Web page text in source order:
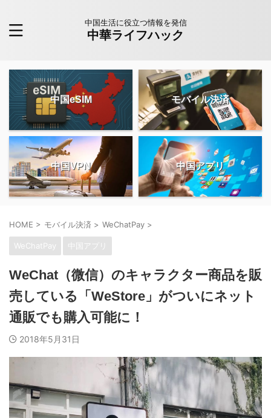
中国生活に役立つ情報を発信
中華ライフハック
中国eSIM モバイル決済
中国VPN 中国アプリ
HOME > モバイル決済 > WeChatPay >
WeChatPay 中国アプリ
WeChat（微信）のキャラクター商品を販
売している「WeStore」がついにネット
通販でも購入可能に！
2018年5月31日